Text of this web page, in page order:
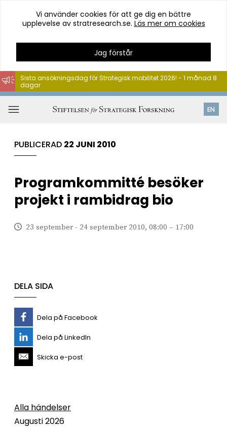
Hoppa
till
innehåll
Vi använder cookies för att ge dig en bättre
upplevelse av stratresearch.se. Läs mer om cookies
Jag förstår
EN
Sista ansökningsdag för Strategisk mobilitet 2026! - 1 månad 8
dagar
PUBLICERAD 22 JUNI 2010
Programkommitté besöker
projekt i rambidrag bio
23 september - 24 september 2010, 08:00 – 17:00
DELA SIDA
Dela på Facebook
Dela på LinkedIn
Skicka e-post
Alla händelser
Augusti 2026